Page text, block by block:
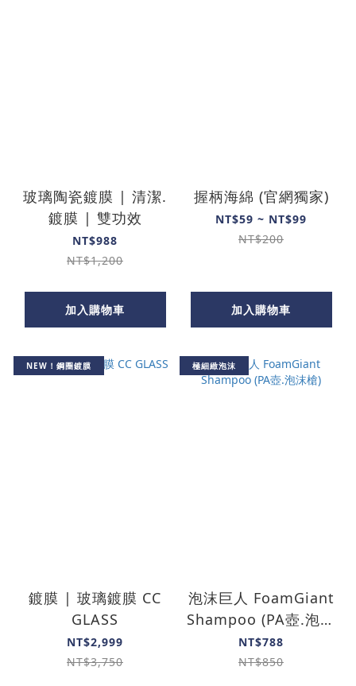
玻璃陶瓷鍍膜 | 清潔.
鍍膜 | 雙功效
NT$988
NT$1,200
加入購物車
握柄海綿 (官網獨家)
NT$59 ~ NT$99
NT$200
加入購物車
NEW！鋼圈鍍膜
鍍膜 | 玻璃鍍膜 CC
GLASS
NT$2,999
NT$3,750
極細緻泡沫
泡沫巨人 Foam­Giant
Shampoo (PA壺.泡沫
槍)
NT$788
NT$850